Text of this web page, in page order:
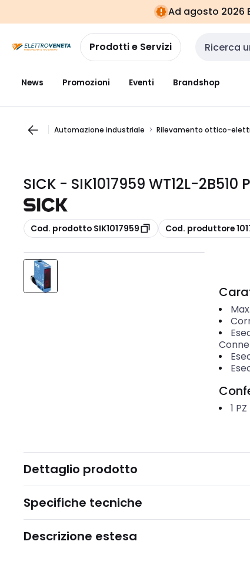
navigazionealla
pagina
Ad agosto 2026
Prodotti e Servizi Cerca input
News Promozioni Eventi Brandshop
Automazione industriale Rilevamento ottico-
SICK - SIK1017959 WT12L-2B510
copia
Cod. prodotto SIK1017959 copia
Cod. produttore
1 PZ
Dettaglio prodotto
Specifiche tecniche
Descrizione estesa